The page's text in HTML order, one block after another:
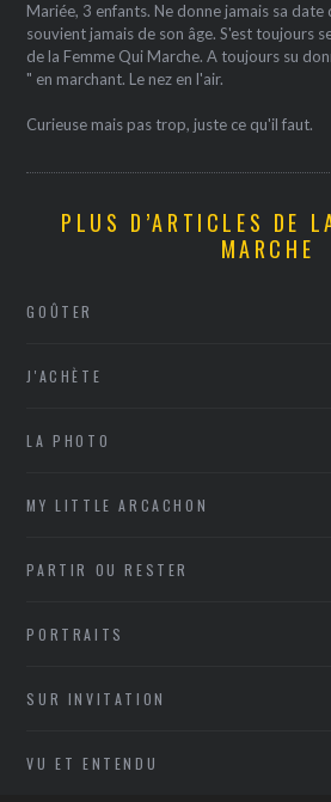
Mariée, 3 enfants. Ne donne jamais sa date
souvient jamais de son âge. S'est toujours
de la Femme Qui Marche. A toujours su
" en marchant. Le nez en l'air.
Curieuse mais pas trop, juste ce qu'il faut.
PLUS D’ARTICLES DE
MARCHE
GOÛTER
J'ACHÈTE
LA PHOTO
MY LITTLE ARCACHON
PARTIR OU RESTER
PORTRAITS
SUR INVITATION
VU ET ENTENDU